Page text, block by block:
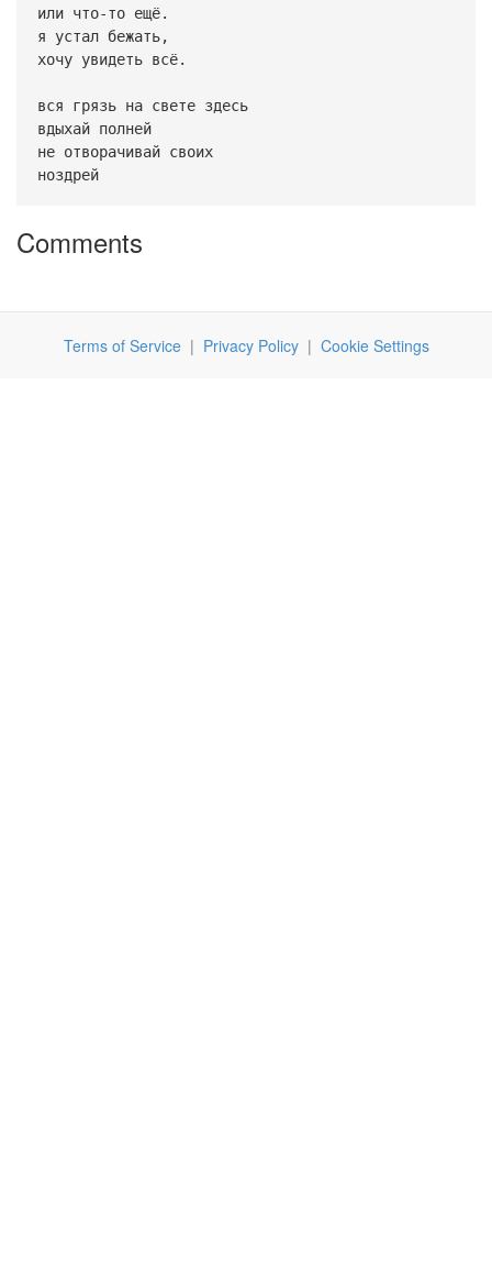
или что-то ещё.
я устал бежать,
хочу увидеть всё.
вся грязь на свете здесь
вдыхай полней
не отворачивай своих
ноздрей
Comments
Terms of Service| Privacy Policy| Cookie Settings